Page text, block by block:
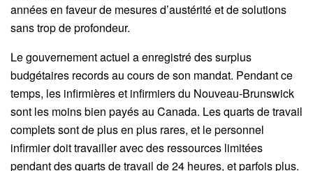
années en faveur de mesures d’austérité et de solutions
sans trop de profondeur.
Le gouvernement actuel a enregistré des surplus
budgétaires records au cours de son mandat. Pendant ce
temps, les infirmières et infirmiers du Nouveau-Brunswick
sont les moins bien payés au Canada. Les quarts de travail
complets sont de plus en plus rares, et le personnel
infirmier doit travailler avec des ressources limitées
pendant des quarts de travail de 24 heures, et parfois plus.